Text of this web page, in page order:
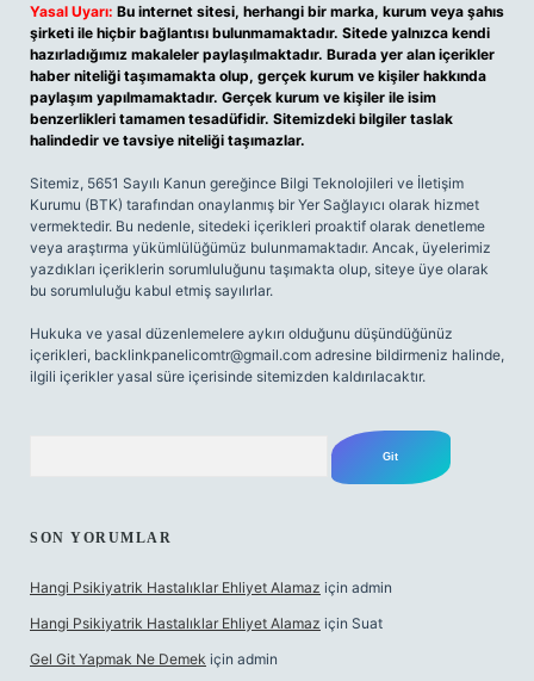
Yasal Uyarı: Bu internet sitesi, herhangi bir marka, kurum veya şahıs
şirketi ile hiçbir bağlantısı bulunmamaktadır. Sitede yalnızca kendi
hazırladığımız makaleler paylaşılmaktadır. Burada yer alan içerikler
haber niteliği taşımamakta olup, gerçek kurum ve kişiler hakkında
paylaşım yapılmamaktadır. Gerçek kurum ve kişiler ile isim
benzerlikleri tamamen tesadüfidir. Sitemizdeki bilgiler taslak
halindedir ve tavsiye niteliği taşımazlar.
Sitemiz, 5651 Sayılı Kanun gereğince Bilgi Teknolojileri ve İletişim
Kurumu (BTK) tarafından onaylanmış bir Yer Sağlayıcı olarak hizmet
vermektedir. Bu nedenle, sitedeki içerikleri proaktif olarak denetleme
veya araştırma yükümlülüğümüz bulunmamaktadır. Ancak, üyelerimiz
yazdıkları içeriklerin sorumluluğunu taşımakta olup, siteye üye olarak
bu sorumluluğu kabul etmiş sayılırlar.
Hukuka ve yasal düzenlemelere aykırı olduğunu düşündüğünüz
içerikleri, backlinkpanelicomtr@gmail.com adresine bildirmeniz halinde,
ilgili içerikler yasal süre içerisinde sitemizden kaldırılacaktır.
SON YORUMLAR
Hangi Psikiyatrik Hastalıklar Ehliyet Alamaz için admin
Hangi Psikiyatrik Hastalıklar Ehliyet Alamaz için Suat
Gel Git Yapmak Ne Demek için admin